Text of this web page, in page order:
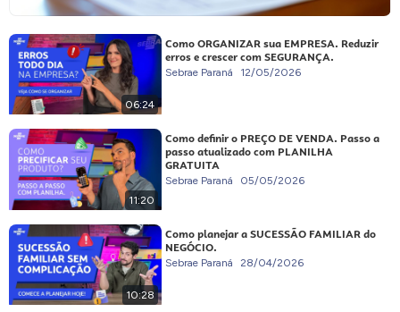
06:24
Como ORGANIZAR sua EMPRESA. Reduzir
erros e crescer com SEGURANÇA.
Sebrae Paraná 12/05/2026
11:20
Como definir o PREÇO DE VENDA. Passo a
passo atualizado com PLANILHA
GRATUITA
Sebrae Paraná 05/05/2026
10:28
Como planejar a SUCESSÃO FAMILIAR do
NEGÓCIO.
Sebrae Paraná 28/04/2026